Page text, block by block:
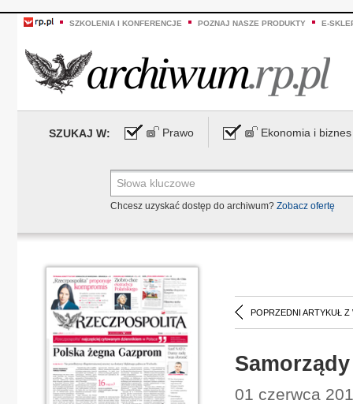
SZKOLENIA I KONFERENCJE POZNAJ NASZE PRODUKTY E-
SZUKAJ W: Prawo Ekonomia i biznes
Chcesz uzyskać dostęp do archiwum? Zobacz ofertę
POPRZEDNI ARTYKUŁ Z
01 czerwca